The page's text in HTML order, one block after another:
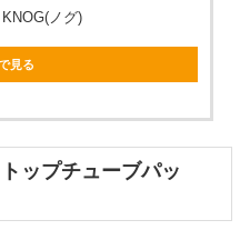
KNOG(ノグ)
見る
ップチューブパッ